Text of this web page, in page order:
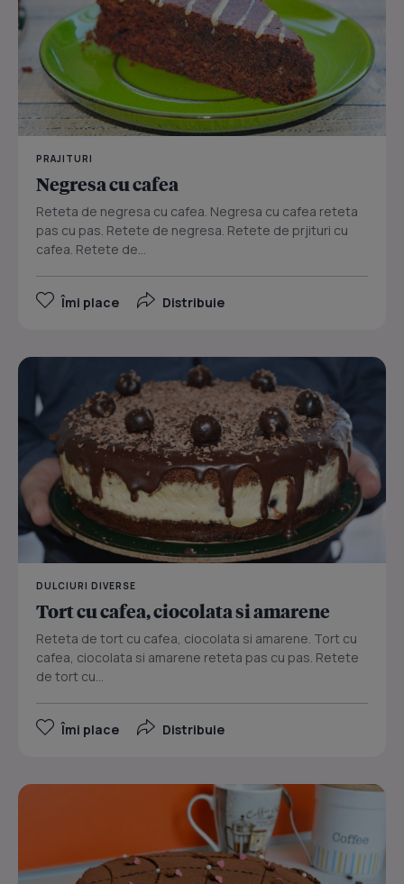
PRAJITURI
Negresa cu cafea
Reteta de negresa cu cafea. Negresa cu cafea reteta
pas cu pas. Retete de negresa. Retete de prjituri cu
cafea. Retete de...
Îmi place Distribuie
DULCIURI DIVERSE
Tort cu cafea, ciocolata si amarene
Reteta de tort cu cafea, ciocolata si amarene. Tort cu
cafea, ciocolata si amarene reteta pas cu pas. Retete
de tort cu...
Îmi place Distribuie